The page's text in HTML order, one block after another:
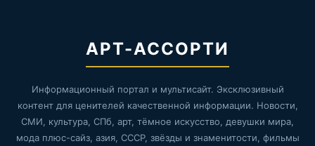
АРТ-АССОРТИ
Информационный портал и мультисайт. Эксклюзивный
контент для ценителей качественной информации. Новости,
СМИ, культура, СПб, арт, тёмное искусство, девушки мира,
мода плюс-сайз, азия, СССР, звёзды и знаменитости, фильмы